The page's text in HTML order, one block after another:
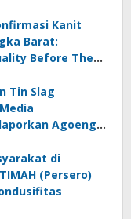
Kanit
Barat:
Before The
Tin Slag
Agoeng
di
(Persero)